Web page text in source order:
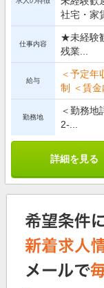
社宅・家
仕事内容
★未経験
残業...
給与
＜予定年
制 ＜賃金
勤務地
＜勤務地
2-...
詳細を見る